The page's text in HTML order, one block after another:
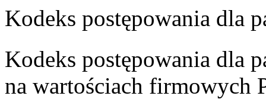
Kodeks postępowania dla
Kodeks postępowania dla
na wartościach firmowych